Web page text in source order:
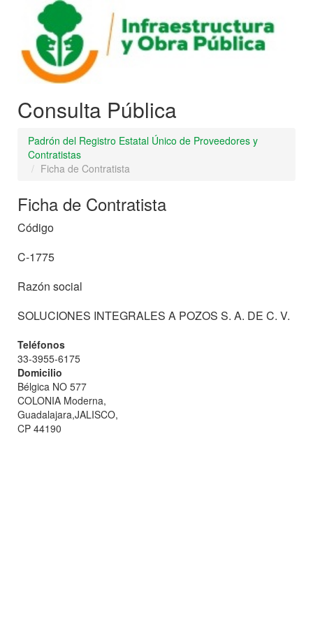
Consulta Pública
Padrón del Registro Estatal Único de Proveedores y
Contratistas
Ficha de Contratista
Ficha de Contratista
Código
C-1775
Razón social
SOLUCIONES INTEGRALES A POZOS S. A. DE C. V.
Teléfonos
33-3955-6175
Domicilio
Bélgica NO 577
COLONIA Moderna,
Guadalajara,JALISCO,
CP 44190